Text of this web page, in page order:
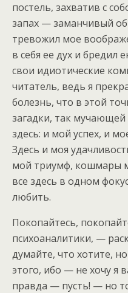
постель, захватив с
запах — заманчивый
тревожил мое
в себя ее дух и бредил
свои идиотические
читатель, ведь я
болезнь, что в этой
загадки, так
здесь: и мой успех, и
Здесь и моя
мой триумф, кошмары
все здесь в одном
любить.
Покопайтесь,
психоаналитики, —
думайте, что хотите,
этого, ибо — не хочу я
правда — пусть! — но